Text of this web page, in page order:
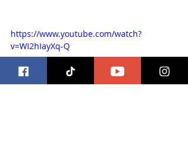
https://www.youtube.com/watch?
v=WI2hIayXq-Q